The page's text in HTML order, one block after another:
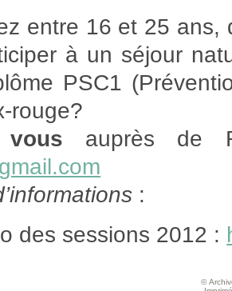
entre 16 et 25
à un séjour
PSC1
rouge?
auprès de
:
des sessions 2012 :
©